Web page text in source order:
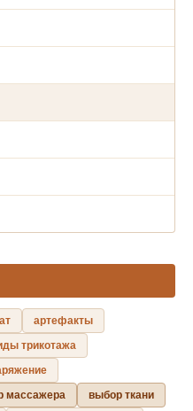
артефакты
трикотажа
массажера
выбор ткани